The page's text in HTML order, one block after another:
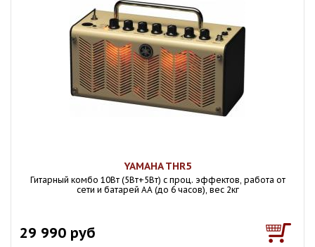
YAMAHA THR5
Гитарный комбо 10Вт (5Вт+5Вт) с проц. эффектов, работа от
сети и батарей АА (до 6 часов), вес 2кг
29 990 руб